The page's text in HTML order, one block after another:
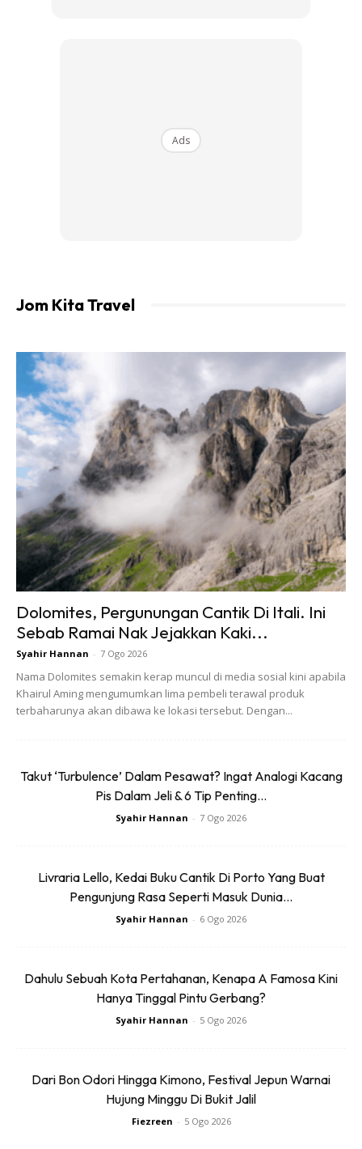
Berasal dari Pahang, perjalanan untuk sampai ke sini sahaja
lebih dari tujuh jam, namun dengan pemandangan yang ada
memang berbaloi sangat.
Kunjungan kali ini merupakan kali ketiga buat Mahathir dan
pasangannya, jika sebelum ini hanya datang berdua,
mereka hanya menyewa khemah untuk bermalam. Tetapi
untuk kunjungan kali ini, dia memilih untuk tinggal di dalam
Chalet untuk keselesaan.
Ads
Jom Kita Travel
Dolomites, Pergunungan Cantik Di Itali. Ini
Sebab Ramai Nak Jejakkan Kaki...
Syahir Hannan - 7 Ogo 2026
Nama Dolomites semakin kerap muncul di media sosial kini apabila
Khairul Aming mengumumkan lima pembeli terawal produk
terbaharunya akan dibawa ke lokasi tersebut. Dengan...
Takut ‘Turbulence’ Dalam Pesawat? Ingat Analogi Kacang
Pis Dalam Jeli & 6 Tip Penting...
Syahir Hannan - 7 Ogo 2026
Livraria Lello, Kedai Buku Cantik Di Porto Yang Buat
Pengunjung Rasa Seperti Masuk Dunia...
Syahir Hannan - 6 Ogo 2026
Dahulu Sebuah Kota Pertahanan, Kenapa A Famosa Kini
Hanya Tinggal Pintu Gerbang?
Syahir Hannan - 5 Ogo 2026
Dari Bon Odori Hingga Kimono, Festival Jepun Warnai
Hujung Minggu Di Bukit Jalil
Fiezreen - 5 Ogo 2026